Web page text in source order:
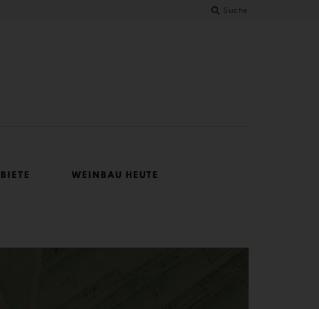
Suche
WEINBAU HEUTE